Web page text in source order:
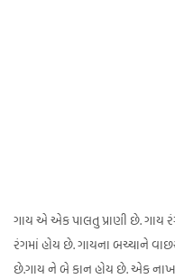
ગાય એ એક પાલતુ પ્રાણી છે. ગાય
રંગમાં હોય છે. ગાયના બચ્ચાને
છે.ગાય ને બે કાન હોય છે. એક